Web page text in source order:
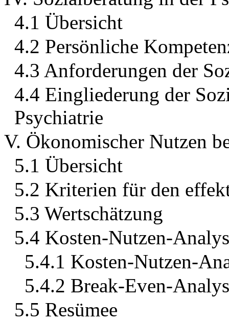
4.1 Übersicht
4.2 Persönliche
4.3 Anforderungen der
4.4 Eingliederung der
Psychiatrie
V. Ökonomischer Nutzen
5.1 Übersicht
5.2 Kriterien für den
5.3 Wertschätzung
5.4 Kosten-Nutzen-
5.4.1 Kosten-Nutzen-
5.4.2 Break-Even-
5.5 Resümee